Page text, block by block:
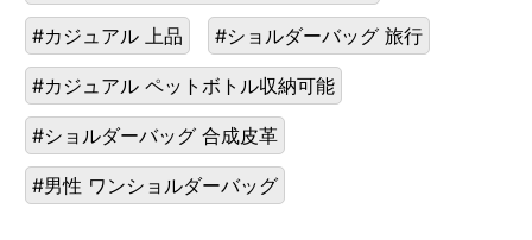
#カジュアル 上品 #ショルダーバッグ 旅行
#カジュアル ペットボトル収納可能
#ショルダーバッグ 合成皮革
#男性 ワンショルダーバッグ